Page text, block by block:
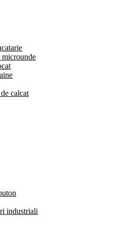
microunde
calcat
industriali